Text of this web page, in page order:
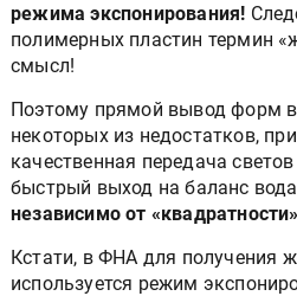
режима экспонирования!
полимерных пластин термин
смысл!
Поэтому прямой вывод форм
некоторых из недостатков,
качественная передача
быстрый выход на баланс
независимо от
Кстати, в ФНА для получения
используется режим